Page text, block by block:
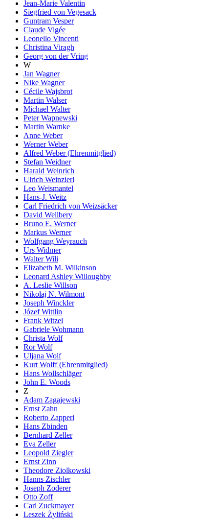
Jean-Marie Valentin
Siegfried von Vegesack
Guntram Vesper
Claude Vigée
Leonello Vincenti
Christina Viragh
Georg von der Vring
W
Jan Wagner
Nike Wagner
Cécile Wajsbrot
Martin Walser
Michael Walter
Peter Wapnewski
Martin Warnke
Anne Weber
Werner Weber
Alfred Weber (Ehrenmitglied)
Stefan Weidner
Harald Weinrich
Ulrich Weinzierl
Leo Weismantel
Hans-J. Weitz
Carl Friedrich von Weizsäcker
David Wellbery
Bruno E. Werner
Markus Werner
Wolfgang Weyrauch
Urs Widmer
Walter Wili
Elizabeth M. Wilkinson
Leonard Ashley Willoughby
A. Leslie Willson
Nikolaj N. Wilmont
Joseph Winckler
Józef Wittlin
Frank Witzel
Gabriele Wohmann
Christa Wolf
Ror Wolf
Uljana Wolf
Kurt Wolff (Ehrenmitglied)
Hans Wollschläger
John E. Woods
Z
Adam Zagajewski
Ernst Zahn
Roberto Zapperi
Hans Zbinden
Bernhard Zeller
Eva Zeller
Leopold Ziegler
Ernst Zinn
Theodore Ziolkowski
Hanns Zischler
Joseph Zoderer
Otto Zoff
Carl Zuckmayer
Leszek Żyliński